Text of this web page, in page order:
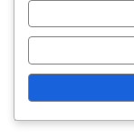
WEBSITE